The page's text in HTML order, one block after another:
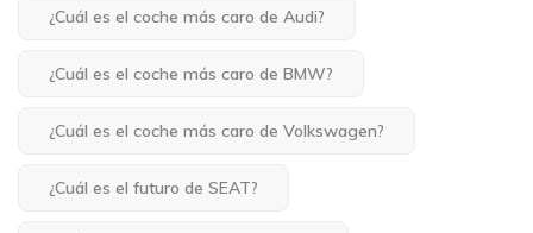
¿Cuál es el coche más caro de Audi?
¿Cuál es el coche más caro de BMW?
¿Cuál es el coche más caro de Volkswagen?
¿Cuál es el futuro de SEAT?